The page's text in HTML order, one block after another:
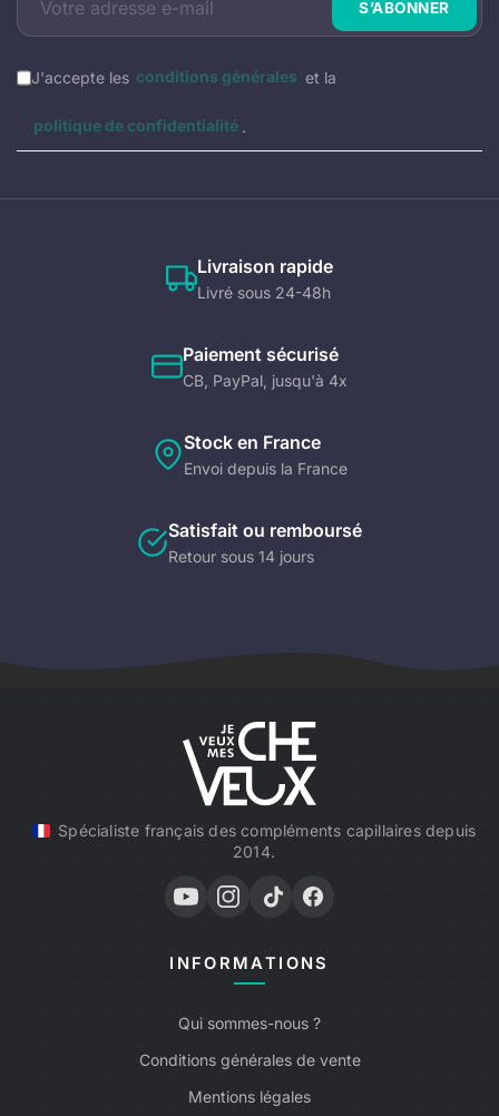
J'accepte les conditions générales et la
politique de confidentialité
Livraison rapide
Livré sous 24-48h
Paiement sécurisé
CB, PayPal, jusqu'à 4x
Stock en France
Envoi depuis la France
Satisfait ou remboursé
Retour sous 14 jours
Spécialiste français des compléments capillaires depuis
2014.
INFORMATIONS
Qui sommes-nous ?
Conditions générales de vente
Mentions légales